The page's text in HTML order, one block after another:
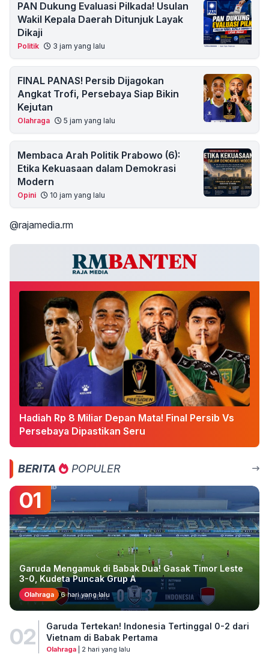
PAN Dukung Evaluasi Pilkada! Usulan
Wakil Kepala Daerah Ditunjuk Layak
Dikaji
Politik 3 jam yang lalu
FINAL PANAS! Persib Dijagokan
Angkat Trofi, Persebaya Siap Bikin
Kejutan
Olahraga 5 jam yang lalu
Membaca Arah Politik Prabowo (6):
Etika Kekuasaan dalam Demokrasi
Modern
Opini 10 jam yang lalu
@rajamedia.rm
Hadiah Rp 8 Miliar Depan Mata! Final Persib Vs
Persebaya Dipastikan Seru
BERITA POPULER
01
Garuda Mengamuk di Babak Dua! Gasak Timor Leste
3-0, Kudeta Puncak Grup A
Olahraga 6 hari yang lalu
02
Garuda Tertekan! Indonesia Tertinggal 0-2 dari
Vietnam di Babak Pertama
Olahraga| 2 hari yang lalu